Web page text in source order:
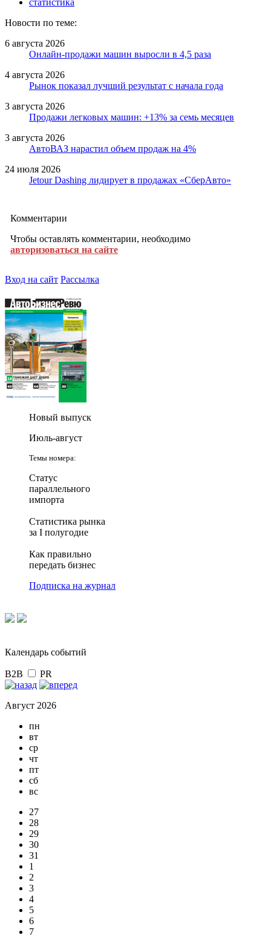
Новости по теме:
6 августа 2026
Онлайн-продажи машин выросли в 4,5 раза
4 августа 2026
Рынок показал лучший результат с начала года
3 августа 2026
Продажи легковых машин: +13% за семь месяцев
3 августа 2026
АвтоВАЗ нарастил объем продаж на 4%
24 июля 2026
Jetour Dashing лидирует в продажах «СберАвто»
Комментарии
Чтобы оставлять комментарии, необходимо
авторизоваться на сайте
Вход на сайт Рассылка
Новый выпуск
Июль-август
Темы номера:
Статус
параллельного
импорта
Статистика рынка
за I полугодие
Как правильно
передать бизнес
Подписка на журнал
Календарь событий
B2B PR
Август 2026
пн
вт
ср
чт
пт
сб
вс
27
28
29
30
31
1
2
3
4
5
6
7